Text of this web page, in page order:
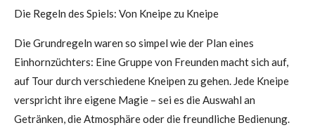
Die Regeln des Spiels: Von Kneipe zu Kneipe
Die Grundregeln waren so simpel wie der Plan eines
Einhornzüchters: Eine Gruppe von Freunden macht sich auf,
auf Tour durch verschiedene Kneipen zu gehen. Jede Kneipe
verspricht ihre eigene Magie – sei es die Auswahl an
Getränken, die Atmosphäre oder die freundliche Bedienung.